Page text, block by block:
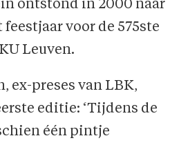
ontstond in 2000 naar
voor de 575ste
Leuven.
ex-preses van LBK,
editie: ‘Tijdens de
één pintje